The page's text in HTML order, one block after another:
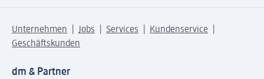
Unternehmen Jobs Services
Kundenservice
Geschäftskunden
dm & Partner